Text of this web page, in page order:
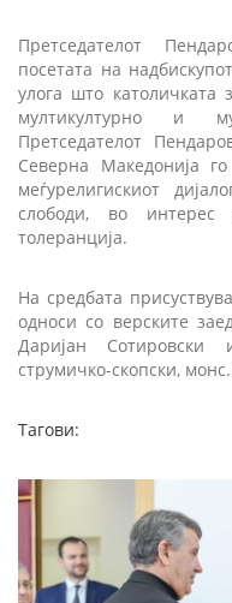
Претседателот
посетата на
улога што католичката
мултикултурно и
Претседателот
Северна Македонија
меѓурелигискиот
слободи, во
толеранција.
На средбата
односи со верските
Даријан
струмичко-скопски,
Тагови: